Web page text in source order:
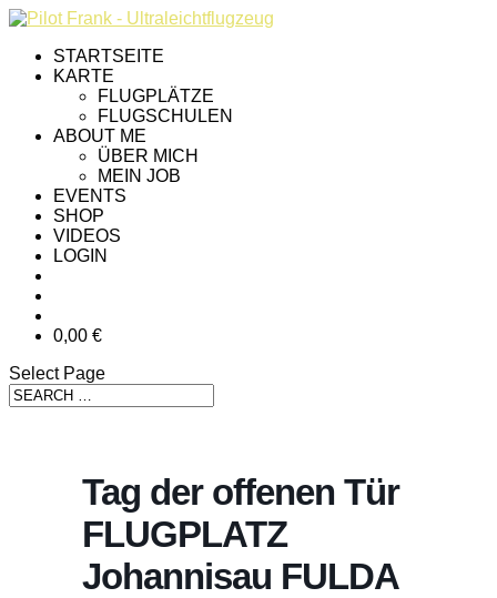
STARTSEITE
KARTE
FLUGPLÄTZE
FLUGSCHULEN
ABOUT ME
ÜBER MICH
MEIN JOB
EVENTS
SHOP
VIDEOS
LOGIN
0,00 €
Select Page
Tag der offenen Tür
FLUGPLATZ
Johannisau FULDA